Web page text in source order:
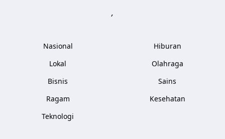
,
Nasional
Lokal
Bisnis
Ragam
Teknologi
Hiburan
Olahraga
Sains
Kesehatan